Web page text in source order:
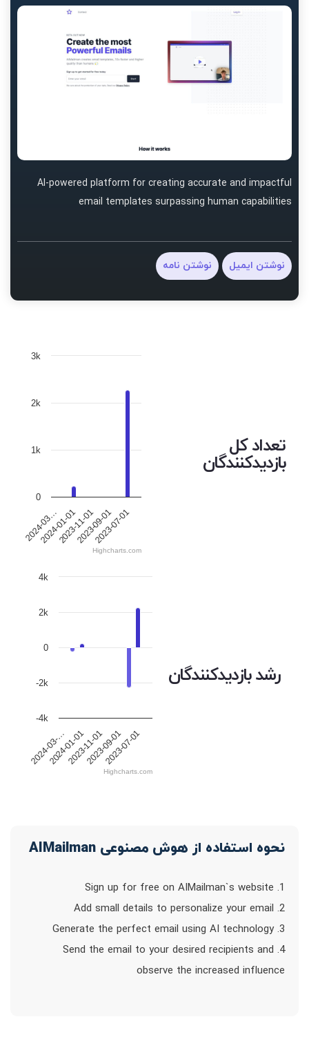
AI-powered platform for creating accurate and impactful
email templates surpassing human capabilities
نوشتن ایمیل نوشتن نامه
تعداد کل
بازدیدکنندگان
2024-03…
2024-01-012023-11-012023-09-01
2023-07-01
0
1k
2k
3k
Highcharts.com
رشد بازدیدکنندگان
2024-03-…
2024-01-012023-11-012023-09-012023-07-01
-2k
0
2k
-4k
4k
Highcharts.com
نحوه استفاده از هوش مصنوعی AIMailman
1. Sign up for free on AIMailman`s website
2. Add small details to personalize your email
3. Generate the perfect email using AI technology
4. Send the email to your desired recipients and
observe the increased influence